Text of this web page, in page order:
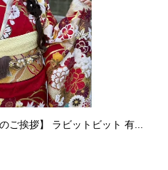
ご挨拶】 ラビットビット 有...